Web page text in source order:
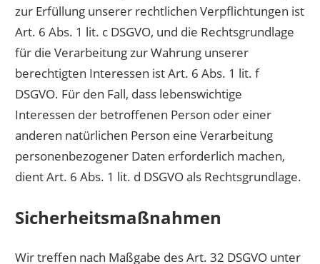
zur Erfüllung unserer rechtlichen Verpflichtungen ist
Art. 6 Abs. 1 lit. c DSGVO, und die Rechtsgrundlage
für die Verarbeitung zur Wahrung unserer
berechtigten Interessen ist Art. 6 Abs. 1 lit. f
DSGVO. Für den Fall, dass lebenswichtige
Interessen der betroffenen Person oder einer
anderen natürlichen Person eine Verarbeitung
personenbezogener Daten erforderlich machen,
dient Art. 6 Abs. 1 lit. d DSGVO als Rechtsgrundlage.
Sicherheitsmaßnahmen
Wir treffen nach Maßgabe des Art. 32 DSGVO unter